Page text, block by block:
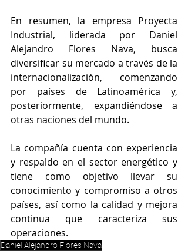
En resumen, la empresa Proyecta
Industrial, liderada por Daniel
Alejandro Flores Nava, busca
diversificar su mercado a través de la
internacionalización, comenzando
por países de Latinoamérica y,
posteriormente, expandiéndose a
otras naciones del mundo.
La compañía cuenta con experiencia
y respaldo en el sector energético y
tiene como objetivo llevar su
conocimiento y compromiso a otros
países, así como la calidad y mejora
continua que caracteriza sus
operaciones.
Daniel Alejandro Flores Nava